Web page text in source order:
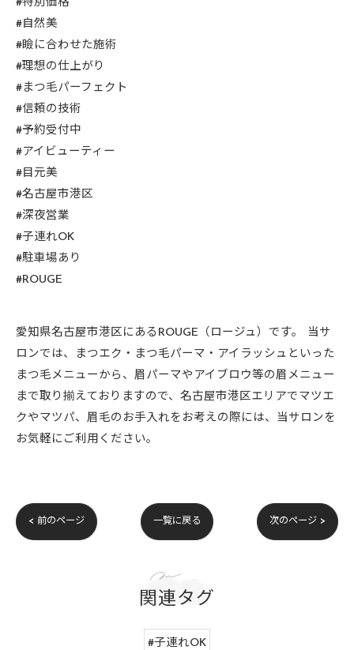
#特別価格
#自然美
#瞼に合わせた施術
#理想の仕上がり
#まつ毛パーフェクト
#信頼の技術
#予約受付中
#アイビューティー
#目元美
#名古屋市港区
#深夜営業
#子連れOK
#駐車場あり
#ROUGE
愛知県名古屋市港区にあるROUGE（ロージュ）です。 当サ
ロンでは、まつエク・まつ毛パーマ・アイラッシュといった
まつ毛メニューから、眉パーマやアイブロウ等の眉メニュー
まで取り揃えておりますので、名古屋市港区エリアでマツエ
クやマツパ、眉毛のお手入れをお考えの際には、当サロンを
お気軽にご利用ください。
< 前のページ 一覧に戻る 次のページ >
関連タグ
#子連れOK